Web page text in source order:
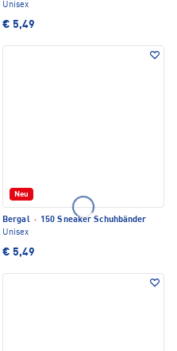
Unisex
€ 5,49
Neu
Bergal · 150 Sneaker Schuhbänder
Unisex
€ 5,49